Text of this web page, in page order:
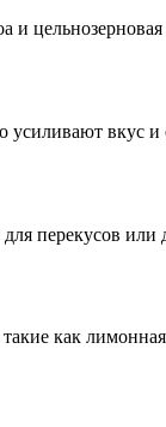
и
усиливают вкус
перекусов или
как